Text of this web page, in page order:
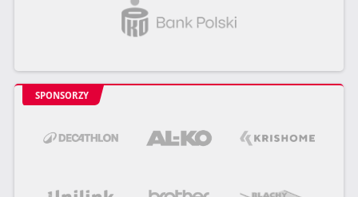
SPONSORZY